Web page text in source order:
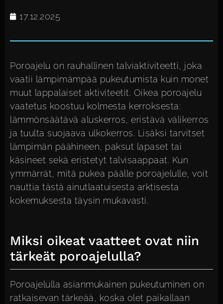
17.12.2025
Poroajelu on rauhallinen talviaktiviteetti, joka
vaatii lämpimämpää pukeutumista kuin monet
muut lappalaiset aktiviteetit. Oikea poroajelu
vaatetus koostuu kolmesta kerroksesta:
lämmönsäätävä aluskerros, eristävä välikerros
ja tuulta suojaava ulkokerros. Lisäksi tarvitset
lämpimän päähineen, paksut lapaset tai
käsineet sekä eristetyt talvisaappaat. Kun
ymmärrät, mitä pukea päälle poroajelulle, voit
nauttia tästä ainutlaatuisesta arktisesta
kokemuksesta täysin mukavasti.
Miksi oikeat vaatteet ovat niin
tärkeät poroajelulla?
Poroajelulla asianmukainen pukeutuminen on
ratkaisevan tärkeää, koska olet paikallaan